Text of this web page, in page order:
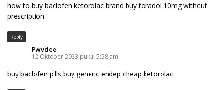
how to buy baclofen ketorolac brand buy toradol 10mg without
prescription
Reply
Pwvdee
12 Oktober 2023 pukul 5:58 am
buy baclofen pills buy generic endep cheap ketorolac